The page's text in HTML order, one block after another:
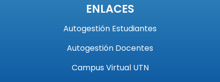
ENLACES
Autogestión Estudiantes
Autogestión Docentes
Campus Virtual UTN